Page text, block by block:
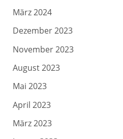
März 2024
Dezember 2023
November 2023
August 2023
Mai 2023
April 2023
März 2023